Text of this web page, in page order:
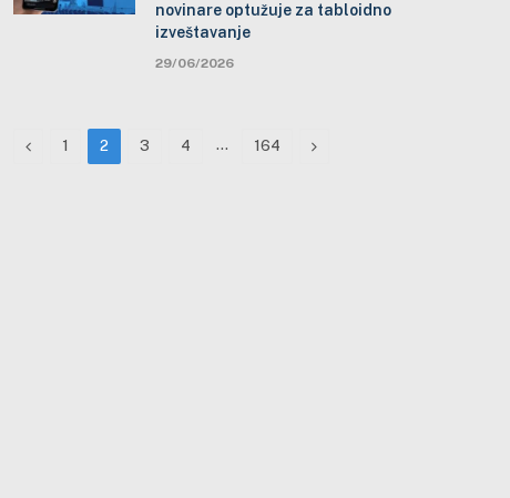
novinare optužuje za tabloidno
izveštavanje
29/06/2026
Previous
1 2 3 4 … 164 Next